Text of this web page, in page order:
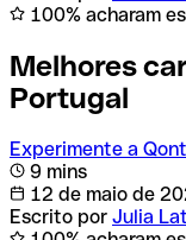
100% acharam
Melhores
Portugal
Experimente a
9 mins
12 de maio de
Escrito por Julia